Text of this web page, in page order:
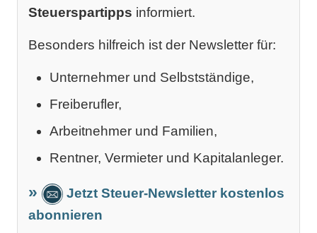
Steuerspartipps informiert.
Besonders hilfreich ist der Newsletter für:
Unternehmer und Selbstständige,
Freiberufler,
Arbeitnehmer und Familien,
Rentner, Vermieter und Kapitalanleger.
Jetzt Steuer-Newsletter kostenlos
abonnieren